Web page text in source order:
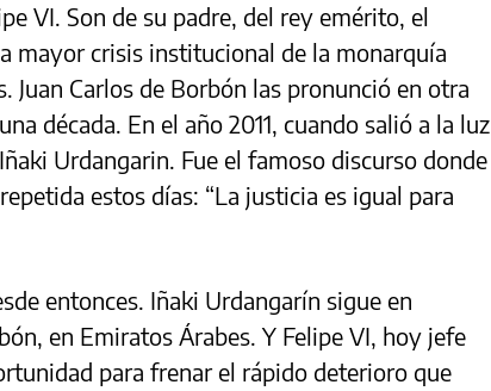
VI. Son de su padre, del rey emérito, el
mayor crisis institucional de la monarquía
Juan Carlos de Borbón las pronunció en otra
década. En el año 2011, cuando salió a la luz
Urdangarin. Fue el famoso discurso donde
estos días: “La justicia es igual para
entonces. Iñaki Urdangarín sigue en
en Emiratos Árabes. Y Felipe VI, hoy jefe
para frenar el rápido deterioro que